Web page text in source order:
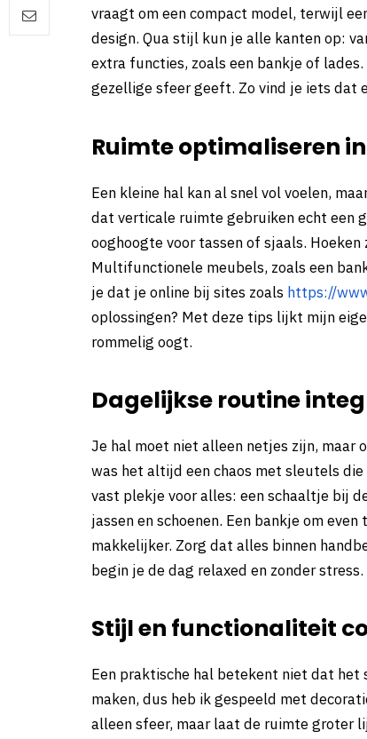
vraagt om een compact model, terwijl
design. Qua stijl kun je alle kanten op:
extra functies, zoals een bankje of
gezellige sfeer geeft. Zo vind je iets dat
Ruimte optimaliseren
Een kleine hal kan al snel vol voelen,
dat verticale ruimte gebruiken echt een
ooghoogte voor tassen of sjaals.
Multifunctionele meubels, zoals een
je dat je online bij sites zoals https://
oplossingen? Met deze tips lijkt mijn
rommelig oogt.
Dagelijkse routine
Je hal moet niet alleen netjes zijn, maar
was het altijd een chaos met sleutels
vast plekje voor alles: een schaaltje bij
jassen en schoenen. Een bankje om
makkelijker. Zorg dat alles binnen
begin je de dag relaxed en zonder stress.
Stijl en functionaliteit
Een praktische hal betekent niet dat
maken, dus heb ik gespeeld met
alleen sfeer, maar laat de ruimte groter